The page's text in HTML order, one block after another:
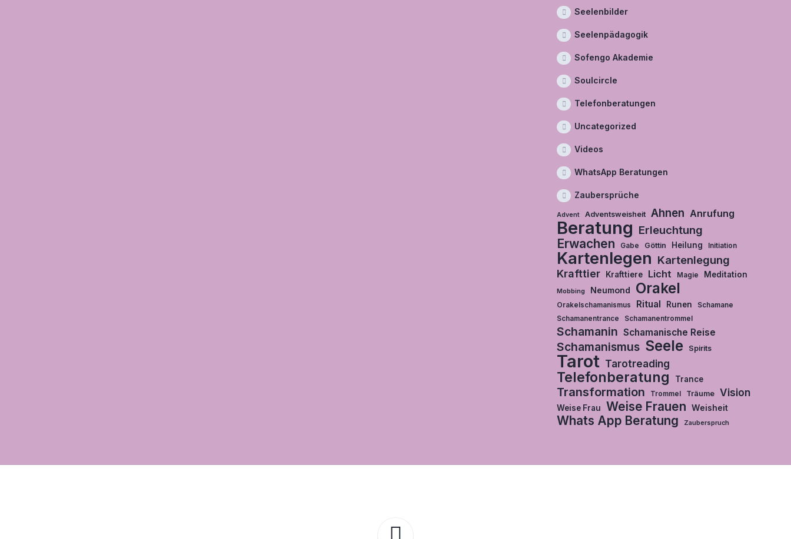
Seelenbilder
Seelenpädagogik
Sofengo Akademie
Soulcircle
Telefonberatungen
Uncategorized
Videos
WhatsApp Beratungen
Zaubersprüche
Advent Adventsweisheit Ahnen Anrufung
Beratung Erleuchtung
Erwachen Gabe Göttin Heilung Initiation
Kartenlegen Kartenlegung
Krafttier Krafttiere Licht Magie Meditation
Mobbing Neumond Orakel
Orakelschamanismus Ritual Runen
Schamane
Schamanentrance
Schamanentrommel
Schamanin Schamanische Reise
Schamanismus Seele Spirits
Tarot Tarotreading
Telefonberatung Trance
Transformation Trommel Träume Vision
Weise Frau Weise Frauen Weisheit
Whats App Beratung Zauberspruch